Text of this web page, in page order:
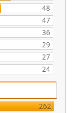
48
47
36
29
27
24
262